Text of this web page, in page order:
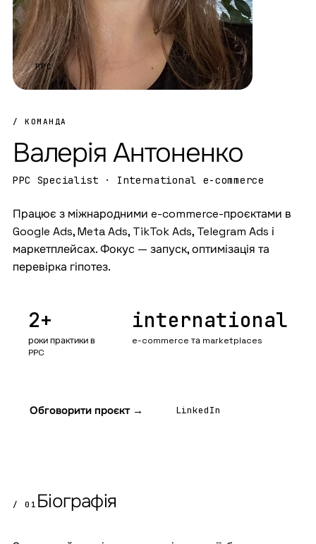
PPC
/ КОМАНДА
Валерія Антоненко
PPC Specialist · International e-commerce
Працює з міжнародними e-commerce-проєктами в
Google Ads, Meta Ads, TikTok Ads, Telegram Ads і
маркетплейсах. Фокус — запуск, оптимізація та
перевірка гіпотез.
2+
роки практики в
PPC
international
e-commerce та marketplaces
Обговорити проєкт → LinkedIn
/ 01 Біографія